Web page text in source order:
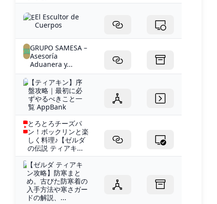
El Escultor de
Cuerpos
GRUPO SAMESA –
Asesoría
Aduanera y...
【ティアキン】序
盤攻略｜最初に必
ずやるべきこと一
覧 AppBank
とろとろチーズパ
ン！ボックリンと楽
しく料理♪【ゼルダ
の伝説 ティアキ...
【ゼルダ ティアキ
ン攻略】防寒まと
め。古びた防寒着の
入手方法や寒さガー
ドの解説、...